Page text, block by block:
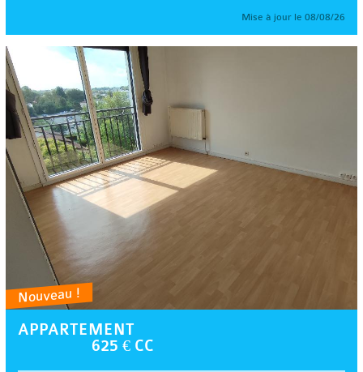
Mise à jour le 08/08/26
Nouveau !
APPARTEMENT
625 € CC